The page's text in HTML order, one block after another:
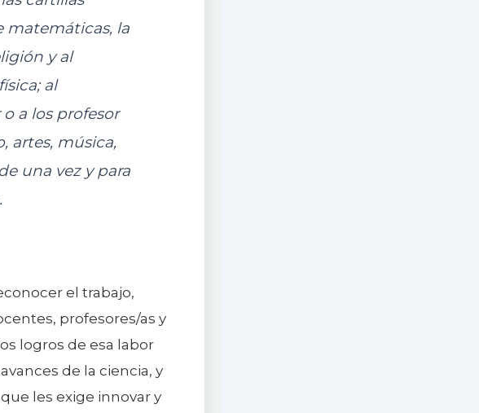
matemáticas, la
y al
al
a los profesor
artes, música,
una vez y para
el trabajo,
profesores/as y
logros de esa labor
de la ciencia, y
les exige innovar y